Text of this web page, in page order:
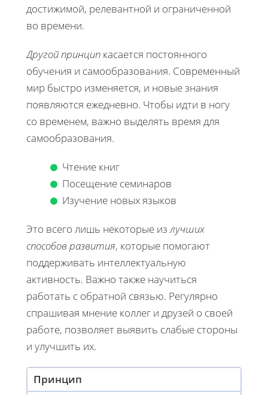
достижимой, релевантной и ограниченной
во времени.
Другой принцип касается постоянного
обучения и самообразования. Современный
мир быстро изменяется, и новые знания
появляются ежедневно. Чтобы идти в ногу
со временем, важно выделять время для
самообразования.
Чтение книг
Посещение семинаров
Изучение новых языков
Это всего лишь некоторые излучших
способов развития, которые помогают
поддерживать интеллектуальную
активность. Важно также научиться
работать с обратной связью. Регулярно
спрашивая мнение коллег и друзей о своей
работе, позволяет выявить слабые стороны
и улучшить их.
Принцип